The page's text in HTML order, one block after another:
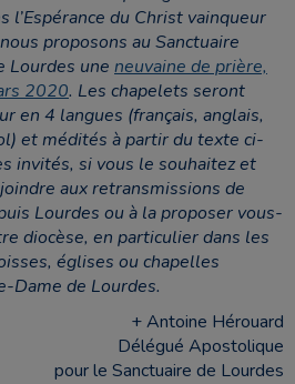
l’Espérance du Christ vainqueur
proposons au Sanctuaire
Lourdes une neuvaine de prière,
2020. Les chapelets seront
en 4 langues (français, anglais,
et médités à partir du texte ci-
invités, si vous le souhaitez et
aux retransmissions de
Lourdes ou à la proposer vous-
diocèse, en particulier dans les
églises ou chapelles
Dame de Lourdes.
+ Antoine Hérouard
Délégué Apostolique
pour le Sanctuaire de Lourdes